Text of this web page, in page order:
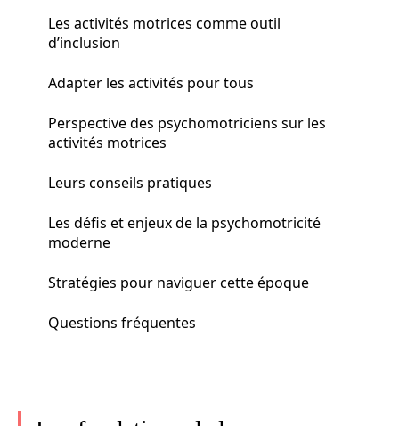
Les activités motrices comme outil
d’inclusion
Adapter les activités pour tous
Perspective des psychomotriciens sur les
activités motrices
Leurs conseils pratiques
Les défis et enjeux de la psychomotricité
moderne
Stratégies pour naviguer cette époque
Questions fréquentes